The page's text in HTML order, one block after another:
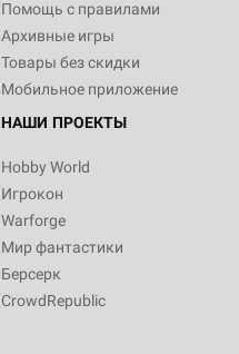
Помощь с правилами
Архивные игры
Товары без скидки
Мобильное приложение
НАШИ ПРОЕКТЫ
Hobby World
Игрокон
Warforge
Мир фантастики
Берсерк
CrowdRepublic